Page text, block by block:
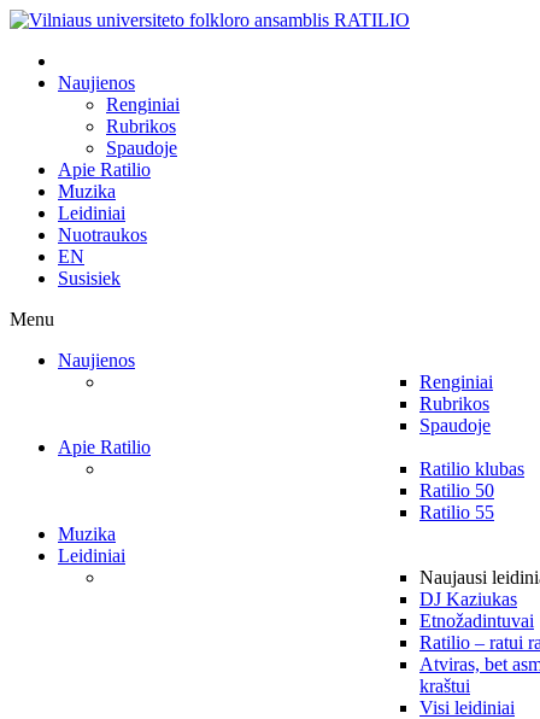
Naujienos
Renginiai
Rubrikos
Spaudoje
Apie Ratilio
Muzika
Leidiniai
Nuotraukos
EN
Susisiek
Menu
Naujienos
Renginiai
Rubrikos
Spaudoje
Apie Ratilio
Ratilio klubas
Ratilio 50
Ratilio 55
Muzika
Leidiniai
Naujausi
DJ Kaziukas
Etnožadintuvai
Ratilio – ratui
Atviras, bet
kraštui
Visi leidiniai